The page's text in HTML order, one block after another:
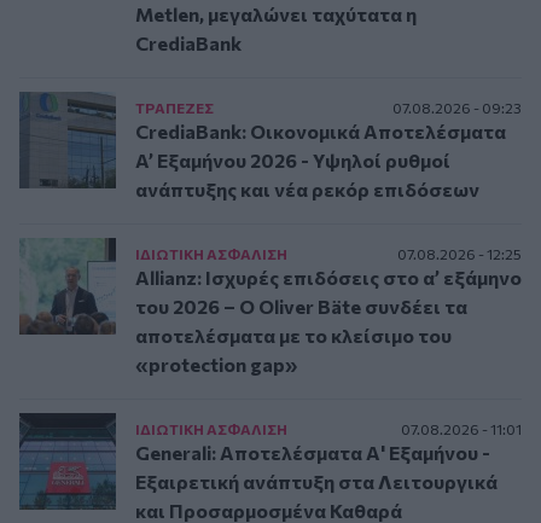
Metlen, μεγαλώνει ταχύτατα η
CrediaBank
ΤΡAΠΕΖΕΣ 07.08.2026 - 09:23
CrediaBank: Οικονομικά Αποτελέσματα
A’ Εξαμήνου 2026 - Υψηλοί ρυθμοί
ανάπτυξης και νέα ρεκόρ επιδόσεων
ΙΔΙΩΤΙΚΗ ΑΣΦAΛΙΣΗ 07.08.2026 - 12:25
Allianz: Ισχυρές επιδόσεις στο α’ εξάμηνο
του 2026 – Ο Oliver Bäte συνδέει τα
αποτελέσματα με το κλείσιμο του
«protection gap»
ΙΔΙΩΤΙΚΗ ΑΣΦAΛΙΣΗ 07.08.2026 - 11:01
Generali: Αποτελέσματα Α' Εξαμήνου -
Εξαιρετική ανάπτυξη στα Λειτουργικά
και Προσαρμοσμένα Καθαρά